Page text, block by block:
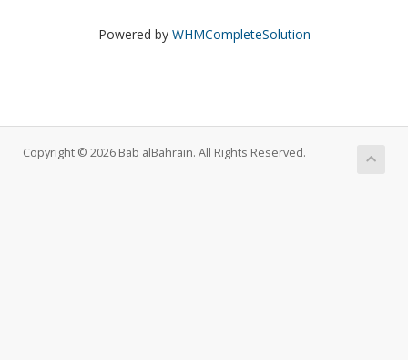
Powered by WHMCompleteSolution
Copyright © 2026 Bab alBahrain. All Rights Reserved.